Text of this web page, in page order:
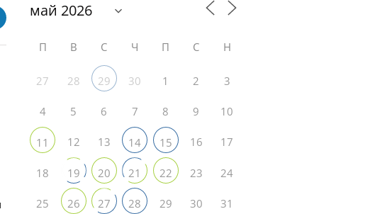
П В С Ч П С Н
27 28 29 30 1 2 3
4 5 6 7 8 9 10
11 12 13 14 15 16 17
18 19 20 21 22 23 24
25 26 27 28 29 30 31